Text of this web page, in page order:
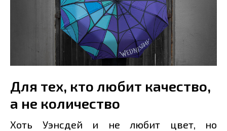
Для тех, кто любит качество,
а не количество
Хоть Уэнсдей и не любит цвет, но